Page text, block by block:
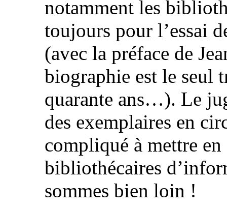
notamment les
toujours pour l’essai
(avec la préface de
biographie est le seul
quarante ans…). Le
des exemplaires en
compliqué à mettre
bibliothécaires
sommes bien loin !